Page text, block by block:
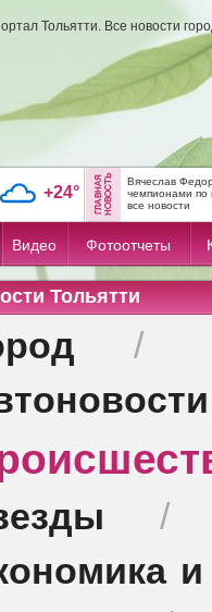
Тольятти. Все новости
+24°
Вячеслав
чемпионами по
все новости
Видео Фотоотчеты
Тольятти
/